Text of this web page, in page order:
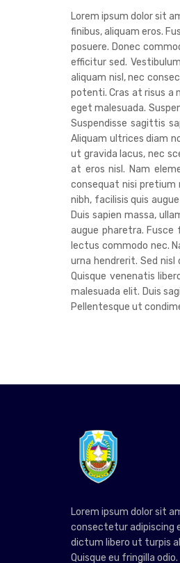
Lorem ipsum dolor sit
finibus, aliquam eros.
posuere. Donec
efficitur sed.
aliquam nisl, nec
potenti. Cras at risus a
eget malesuada.
Suspendisse sagittis
Aliquam ultrices diam
ut gravida lacus, nec
at eros nisl. Nam
consequat nisi pretium
nibh, facilisis quis
Duis sapien massa,
augue pharetra. Fusce
lectus commodo nec.
urna hendrerit. Sed
Quisque venenatis
malesuada elit. Duis
Pellentesque ut
Lorem ipsum dolor sit
consectetur adipiscing
dictum libero ut turpis
Quisque eu fringilla odio.